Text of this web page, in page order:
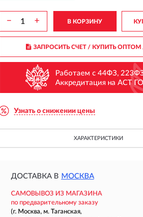
− + В КОРЗИНУ
ЗАПРОСИТЬ СЧЕТ / КУПИТЬ ОПТОМ
Работаем с 44ФЗ,
Аккредитация на АСТ
Узнать о снижении цены
ХАРАКТЕРИСТИКИ
ДОСТАВКА В МОСКВА
САМОВЫВОЗ ИЗ МАГАЗИНА
по предварительному заказу
(г. Москва, м. Таганская,